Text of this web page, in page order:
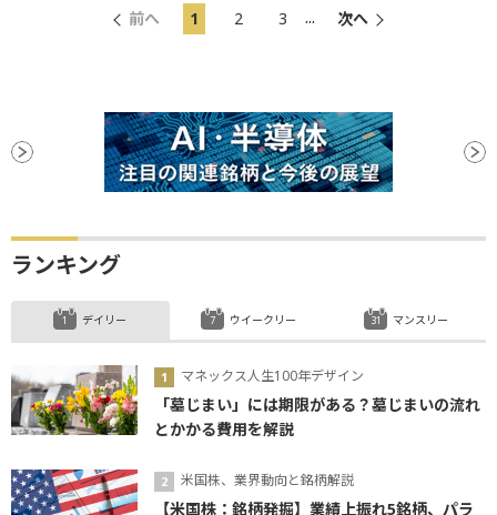
前へ 1 2 3 ... 次へ
ランキング
デイリー
マネックス人生100年デザイン
「墓じまい」には期限がある？墓じまいの流れ
とかかる費用を解説
米国株、業界動向と銘柄解説
【米国株：銘柄発掘】業績上振れ5銘柄、パラ
ウイークリー マンスリー